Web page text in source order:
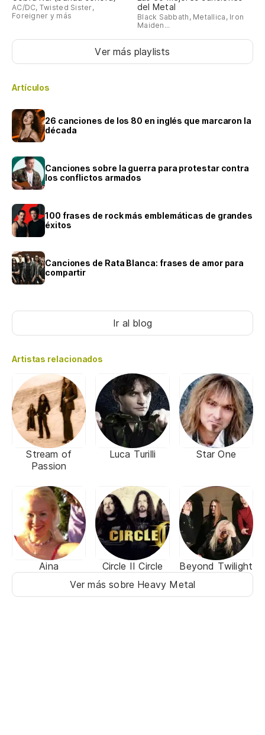
AC/DC, Twisted Sister,
Foreigner y más
del Metal
Black Sabbath, Metallica, Iron
Maiden...
Ver más playlists
Artículos
26 canciones de los 80 en inglés que marcaron la
década
Canciones sobre la guerra para protestar contra
los conflictos armados
100 frases de rock más emblemáticas de grandes
éxitos
Canciones de Rata Blanca: frases de amor para
compartir
Ir al blog
Artistas relacionados
Stream of
Passion
Luca Turilli Star One
Aina Circle II Circle
Beyond Twilight
Ver más sobre Heavy Metal